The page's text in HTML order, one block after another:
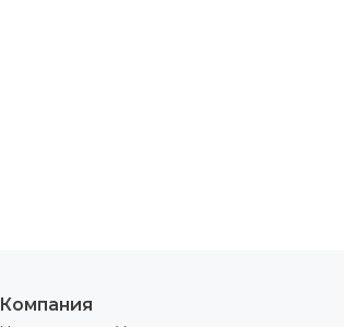
Компания